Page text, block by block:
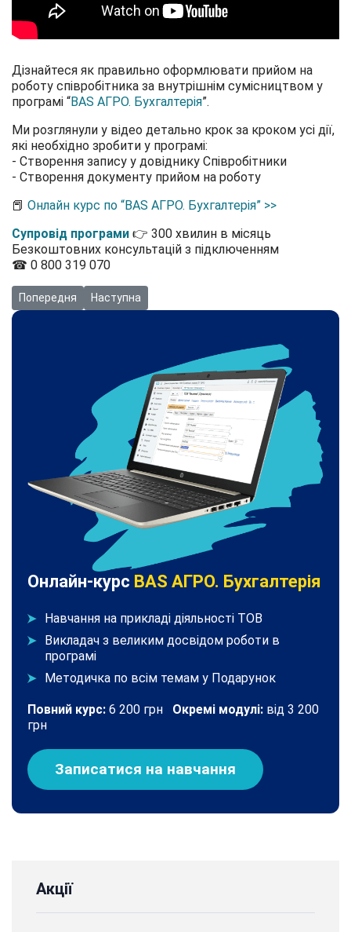
Дізнайтеся як правильно оформлювати прийом на
роботу співробітника за внутрішнім сумісництвом у
програмі “BAS АГРО. Бухгалтерія”.
Ми розглянули у відео детально крок за кроком усі дії,
які необхідно зробити у програмі:
- Створення запису у довіднику Співробітники
- Створення документу прийом на роботу
📕 Онлайн курс по “BAS АГРО. Бухгалтерія” >>
Супровід програми 👉 300 хвилин в місяць
Безкоштовних консультацій з підключенням
☎ 0 800 319 070
Попередня стаття: Відео: Застосування податкової
Попередня Наступна стаття: Відео: Як перевести
Наступна
Онлайн-курс BAS АГРО. Бухгалтерія
Навчання на прикладі діяльності ТОВ
Викладач з великим досвідом роботи в
програмі
Методичка по всім темам у Подарунок
Повний курс: 6 200 грн Окремі модулі: від 3 200
грн
Записатися на навчання
Акції